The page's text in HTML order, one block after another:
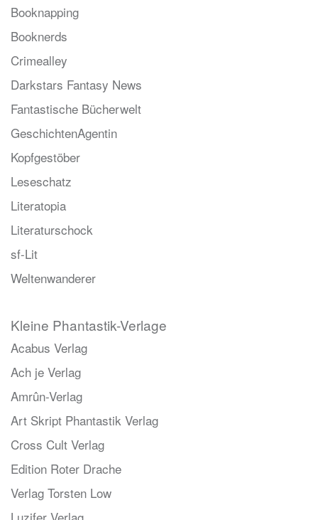
Booknapping
Booknerds
Crimealley
Darkstars Fantasy News
Fantastische Bücherwelt
GeschichtenAgentin
Kopfgestöber
Leseschatz
Literatopia
Literaturschock
sf-Lit
Weltenwanderer
Kleine Phantastik-Verlage
Acabus Verlag
Ach je Verlag
Amrûn-Verlag
Art Skript Phantastik Verlag
Cross Cult Verlag
Edition Roter Drache
Verlag Torsten Low